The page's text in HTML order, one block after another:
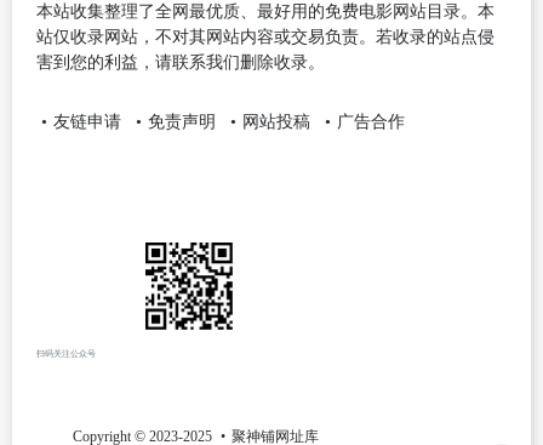
本站收集整理了全网最优质、最好用的免费电影网站目录。本
站仅收录网站，不对其网站内容或交易负责。若收录的站点侵
害到您的利益，请联系我们删除收录。
友链申请 免责声明 网站投稿 广告合作
扫码关注公众号
Copyright © 2023-2025 聚神铺网址库